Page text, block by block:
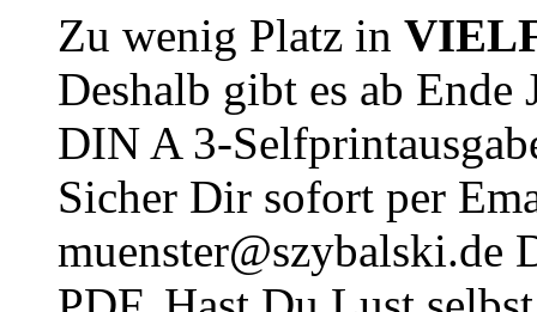
Zu wenig Platz in
Deshalb gibt es ab Ende
DIN A 3-
Sicher Dir sofort per
muenster@szybalski.de